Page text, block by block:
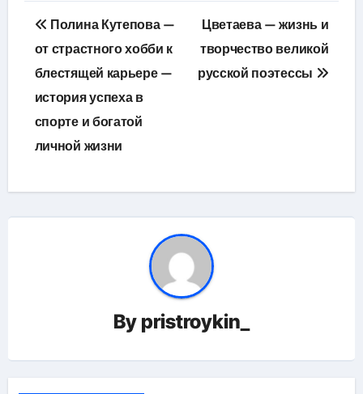
Навигация
по
записям
Полина Кутепова —
от страстного хобби к
блестящей карьере —
история успеха в
спорте и богатой
личной жизни
Цветаева — жизнь и
творчество великой
русской поэтессы
By pristroykin_